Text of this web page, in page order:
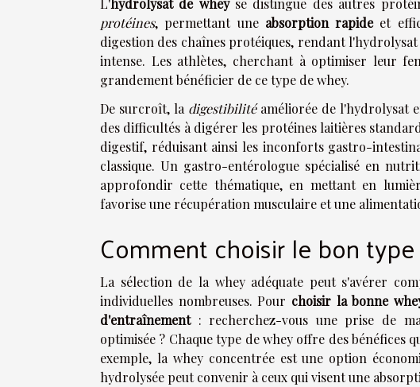
L'hydrolysat de wheyse distingue des autres
protéines, permettant une absorption rapideet
digestion des chaînes protéiques, rendant
intense. Les athlètes, cherchant à optimiser leur
grandement bénéficier de ce type de whey.
De surcroît, la digestibilitéaméliorée de l'hydrolysat
des difficultés à digérer les protéines laitières
digestif, réduisant ainsi les inconforts gastro-
classique. Un gastro-entérologue spécialisé en
approfondir cette thématique, en mettant en
favorise une récupération musculaire et une
Comment choisir le bon
La sélection de la whey adéquate peut s'avérer
individuelles nombreuses. Pour choisir la bonne
d'entraînement: recherchez-vous une prise de
optimisée ? Chaque type de whey offre des bénéfices
exemple, la whey concentrée est une option
hydrolysée peut convenir à ceux qui visent une